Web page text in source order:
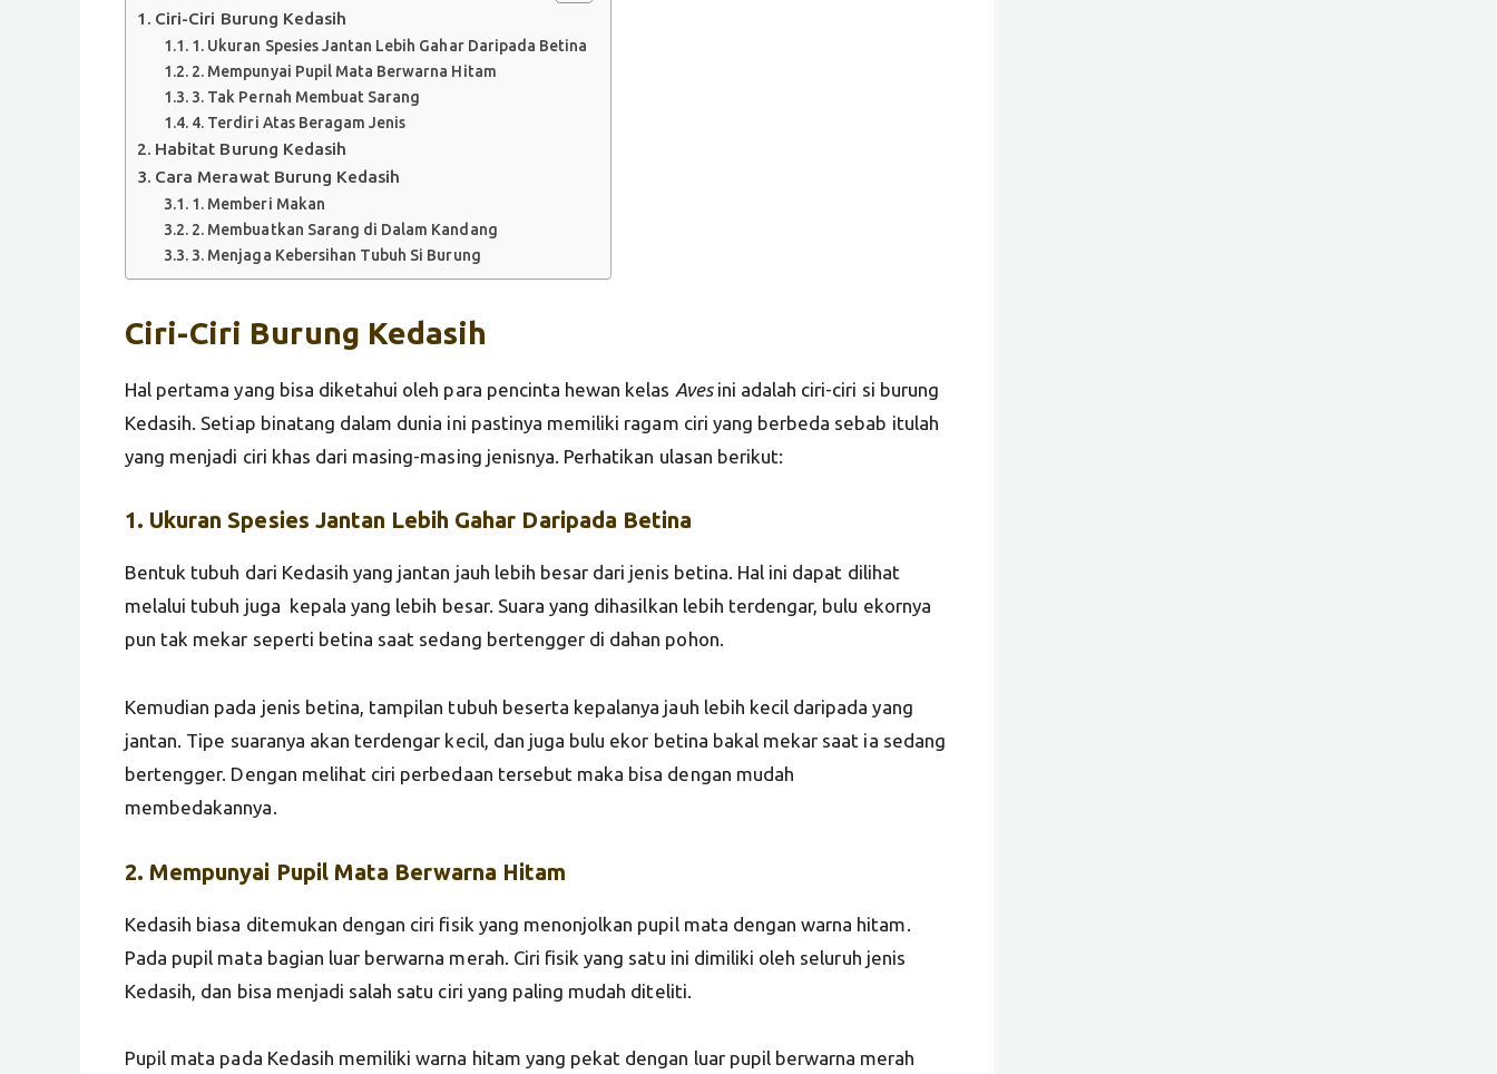
Ciri-Ciri Burung Kedasih
1. Ukuran Spesies Jantan Lebih Gahar Daripada Betina
2. Mempunyai Pupil Mata Berwarna Hitam
3. Tak Pernah Membuat Sarang
4. Terdiri Atas Beragam Jenis
Habitat Burung Kedasih
Cara Merawat Burung Kedasih
1. Memberi Makan
2. Membuatkan Sarang di Dalam Kandang
3. Menjaga Kebersihan Tubuh Si Burung
Ciri-Ciri Burung Kedasih
Hal pertama yang bisa diketahui oleh para pencinta hewan kelas Aves ini adalah ciri-ciri si burung
Kedasih. Setiap binatang dalam dunia ini pastinya memiliki ragam ciri yang berbeda sebab itulah
yang menjadi ciri khas dari masing-masing jenisnya. Perhatikan ulasan berikut:
1. Ukuran Spesies Jantan Lebih Gahar Daripada Betina
Bentuk tubuh dari Kedasih yang jantan jauh lebih besar dari jenis betina. Hal ini dapat dilihat
melalui tubuh juga kepala yang lebih besar. Suara yang dihasilkan lebih terdengar, bulu ekornya
pun tak mekar seperti betina saat sedang bertengger di dahan pohon.
Kemudian pada jenis betina, tampilan tubuh beserta kepalanya jauh lebih kecil daripada yang
jantan. Tipe suaranya akan terdengar kecil, dan juga bulu ekor betina bakal mekar saat ia sedang
bertengger. Dengan melihat ciri perbedaan tersebut maka bisa dengan mudah
membedakannya.
2. Mempunyai Pupil Mata Berwarna Hitam
Kedasih biasa ditemukan dengan ciri fisik yang menonjolkan pupil mata dengan warna hitam.
Pada pupil mata bagian luar berwarna merah. Ciri fisik yang satu ini dimiliki oleh seluruh jenis
Kedasih, dan bisa menjadi salah satu ciri yang paling mudah diteliti.
Pupil mata pada Kedasih memiliki warna hitam yang pekat dengan luar pupil berwarna merah